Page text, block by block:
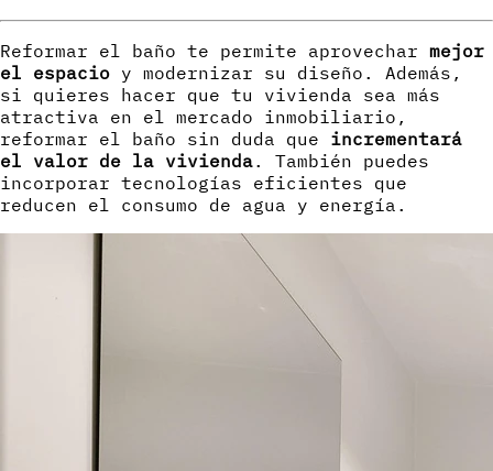
Reformar el baño te permite aprovechar mejor
el espacio y modernizar su diseño. Además,
si quieres hacer que tu vivienda sea más
atractiva en el mercado inmobiliario,
reformar el baño sin duda que incrementará
el valor de la vivienda. También puedes
incorporar tecnologías eficientes que
reducen el consumo de agua y energía.